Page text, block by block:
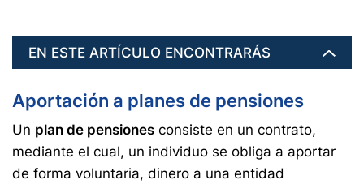
EN ESTE ARTÍCULO ENCONTRARÁS
Aportación a planes de pensiones
Un plan de pensiones consiste en un contrato,
mediante el cual, un individuo se obliga a aportar
de forma voluntaria, dinero a una entidad